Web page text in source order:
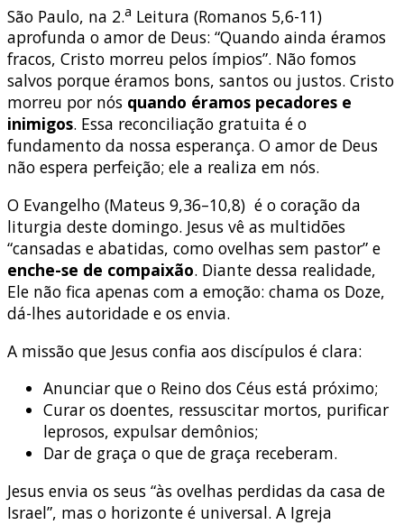
São Paulo, na 2.a Leitura (Romanos 5,6-11)
aprofunda o amor de Deus: “Quando ainda éramos
fracos, Cristo morreu pelos ímpios”. Não fomos
salvos porque éramos bons, santos ou justos. Cristo
morreu por nós quando éramos pecadores e
inimigos. Essa reconciliação gratuita é o
fundamento da nossa esperança. O amor de Deus
não espera perfeição; ele a realiza em nós.
O Evangelho (Mateus 9,36–10,8) é o coração da
liturgia deste domingo. Jesus vê as multidões
“cansadas e abatidas, como ovelhas sem pastor” e
enche-se de compaixão. Diante dessa realidade,
Ele não fica apenas com a emoção: chama os Doze,
dá-lhes autoridade e os envia.
A missão que Jesus confia aos discípulos é clara:
Anunciar que o Reino dos Céus está próximo;
Curar os doentes, ressuscitar mortos, purificar
leprosos, expulsar demônios;
Dar de graça o que de graça receberam.
Jesus envia os seus “às ovelhas perdidas da casa de
Israel”, mas o horizonte é universal. A Igreja